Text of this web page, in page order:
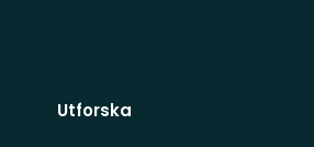
Utforska